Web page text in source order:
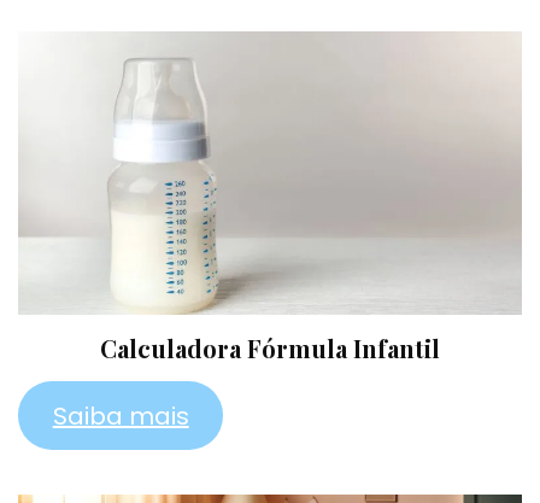
Calculadora Fórmula Infantil
Saiba mais